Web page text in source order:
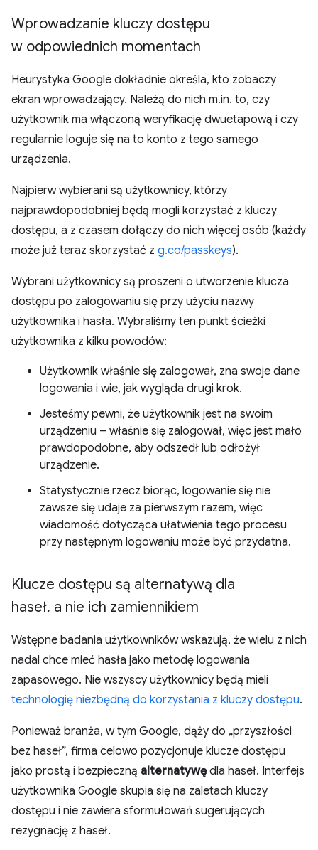
Wprowadzanie kluczy dostępu
w odpowiednich momentach
Heurystyka Google dokładnie określa, kto zobaczy
ekran wprowadzający. Należą do nich m.in. to, czy
użytkownik ma włączoną weryfikację dwuetapową i czy
regularnie loguje się na to konto z tego samego
urządzenia.
Najpierw wybierani są użytkownicy, którzy
najprawdopodobniej będą mogli korzystać z kluczy
dostępu, a z czasem dołączy do nich więcej osób (każdy
może już teraz skorzystać z g.co/passkeys).
Wybrani użytkownicy są proszeni o utworzenie klucza
dostępu po zalogowaniu się przy użyciu nazwy
użytkownika i hasła. Wybraliśmy ten punkt ścieżki
użytkownika z kilku powodów:
Użytkownik właśnie się zalogował, zna swoje dane
logowania i wie, jak wygląda drugi krok.
Jesteśmy pewni, że użytkownik jest na swoim
urządzeniu – właśnie się zalogował, więc jest mało
prawdopodobne, aby odszedł lub odłożył
urządzenie.
Statystycznie rzecz biorąc, logowanie się nie
zawsze się udaje za pierwszym razem, więc
wiadomość dotycząca ułatwienia tego procesu
przy następnym logowaniu może być przydatna.
Klucze dostępu są alternatywą dla
haseł, a nie ich zamiennikiem
Wstępne badania użytkowników wskazują, że wielu z nich
nadal chce mieć hasła jako metodę logowania
zapasowego. Nie wszyscy użytkownicy będą mieli
technologię niezbędną do korzystania z kluczy dostępu.
Ponieważ branża, w tym Google, dąży do „przyszłości
bez haseł”, firma celowo pozycjonuje klucze dostępu
jako prostą i bezpieczną alternatywędla haseł. Interfejs
użytkownika Google skupia się na zaletach kluczy
dostępu i nie zawiera sformułowań sugerujących
rezygnację z haseł.